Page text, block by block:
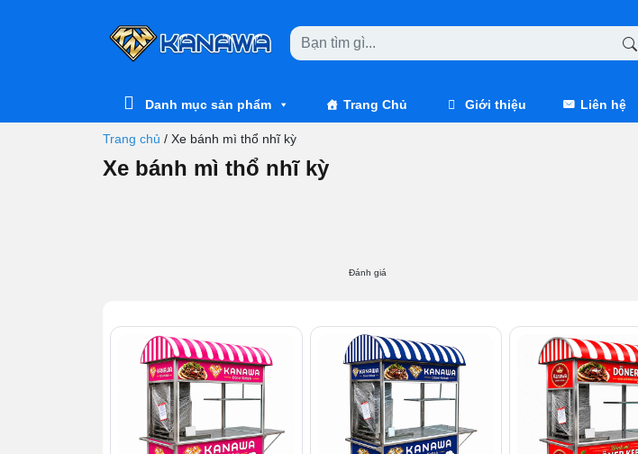
Danh mục sản phẩm Trang Chủ Giới thiệu Liên hệ
Trang chủ / Xe bánh mì thổ nhĩ kỳ
Xe bánh mì thổ nhĩ kỳ
Đánh giá